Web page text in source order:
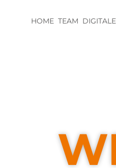
HOME TEAM